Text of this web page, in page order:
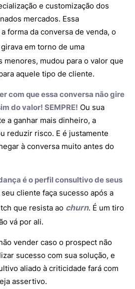
e customização dos
mercados. Essa
forma da conversa de venda, o
em torno de uma
menores, mudou para o valor que
aquele tipo de cliente.
com que essa conversa não gire
do valor! SEMPRE! Ou sua
a ganhar mais dinheiro, a
reduzir risco. E é justamente
à conversa muito antes do
é o perfil consultivo de seus
cliente faça sucesso após a
que resista ao churn. É um tiro
vá por ali.
vender caso o prospect não
sucesso com sua solução, e
aliado à criticidade fará com
assertivo.